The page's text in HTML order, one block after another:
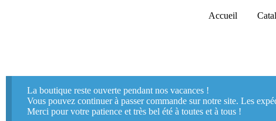
travail
Accueil
La boutique reste ouverte pendant nos vacances !
Vous pouvez continuer à passer commande sur notre site. Les
Merci pour votre patience et très bel été à toutes et à tous !